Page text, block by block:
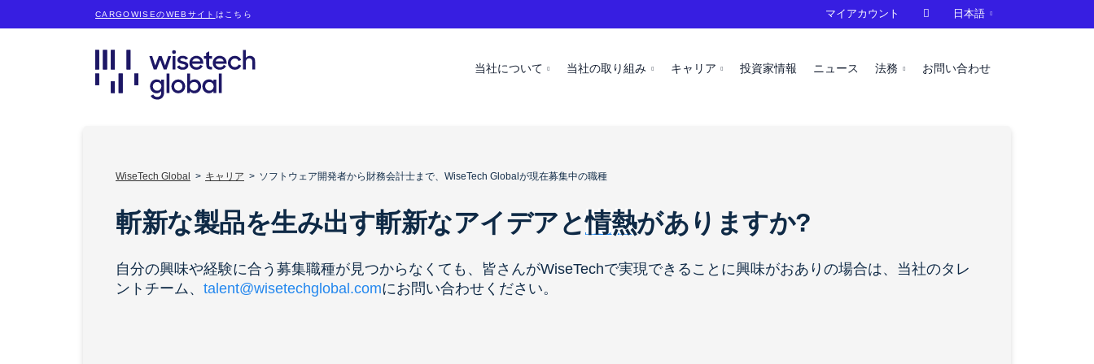
CARGOWISEのWEBサイト はこちら
当社について 当社の取り組み キャリア 投資家情報 ニュース 法務 お問い合わせ
マイアカウント  日本語
WiseTech Global キャリア ソフトウェア開発者から財務会計士まで、WiseTech Globalが現在募集中の職種
斬新な製品を生み出す斬新なアイデアと情熱がありますか?
自分の興味や経験に合う募集職種が見つからなくても、皆さんがWiseTechで実現できることに興味がおありの場合は、当社のタレ
ントチーム、 talent@wisetechglobal.comにお問い合わせください。